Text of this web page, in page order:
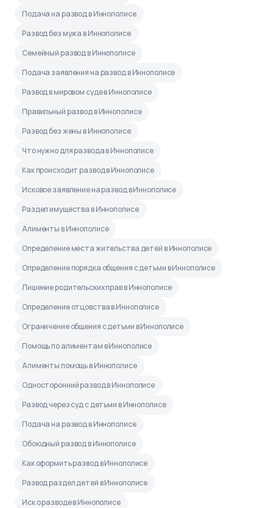
Подача на развод в Иннополисе
Развод без мужа в Иннополисе
Семейный развод в Иннополисе
Подача заявления на развод в Иннополисе
Развод в мировом суде в Иннополисе
Правильный развод в Иннополисе
Развод без жены в Иннополисе
Что нужно для развода в Иннополисе
Как происходит развод в Иннополисе
Исковое заявление на развод в Иннополисе
Раздел имущества в Иннополисе
Алименты в Иннополисе
Определение места жительства детей в Иннополисе
Определение порядка общения с детьми в Иннополисе
Лишение родительских прав в Иннополисе
Определение отцовства в Иннополисе
Ограничение общения с детьми в Иннополисе
Помощь по алиментам в Иннополисе
Алименты помощь в Иннополисе
Односторонний развод в Иннополисе
Развод через суд с детьми в Иннополисе
Подача на развод в Иннополисе
Обоюдный развод в Иннополисе
Как оформить развод в Иннополисе
Развод раздел детей в Иннополисе
Иск о разводе в Иннополисе